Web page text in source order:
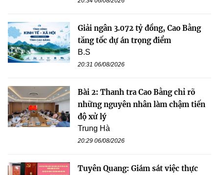
Giải ngân 3.072 tỷ đồng, Cao Bằng
tăng tốc dự án trọng điểm
B.S
20:31 06/08/2026
Bài 2: Thanh tra Cao Bằng chỉ rõ
những nguyên nhân làm chậm tiến
độ xử lý
Trung Hà
20:29 06/08/2026
Tuyên Quang: Giám sát việc thực